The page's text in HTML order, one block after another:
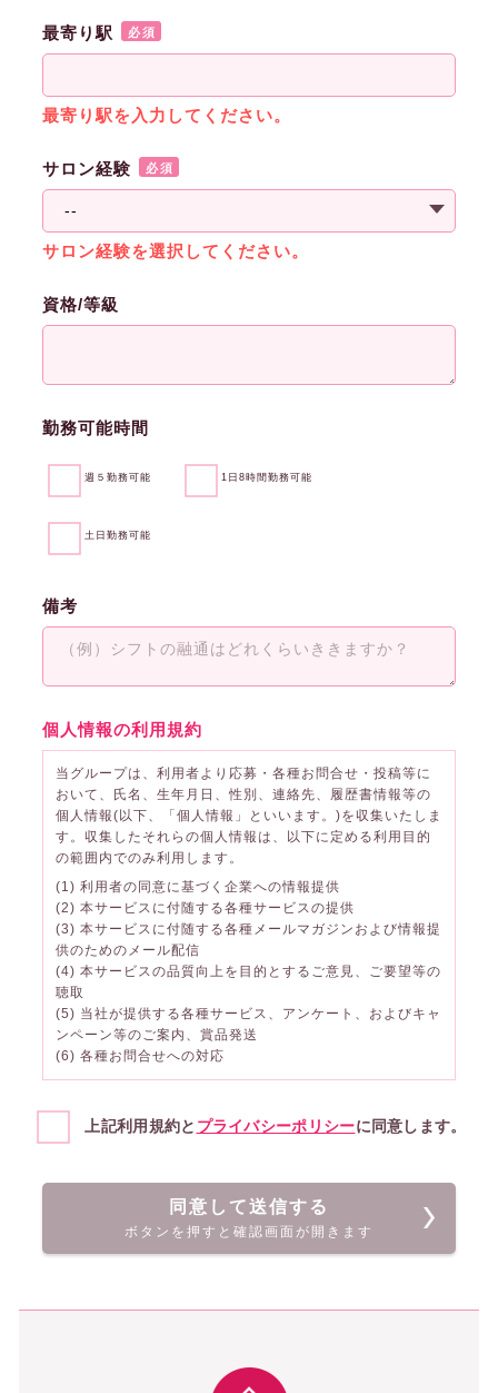
最寄り駅 必須
最寄り駅を入力してください。
サロン経験 必須
サロン経験を選択してください。
資格/等級
勤務可能時間
週５勤務可能 1日8時間勤務可能
土日勤務可能
備考
個人情報の利用規約
当グループは、利用者より応募・各種お問合せ・投稿等に
おいて、氏名、生年月日、性別、連絡先、履歴書情報等の
個人情報(以下、「個人情報」といいます。)を収集いたしま
す。収集したそれらの個人情報は、以下に定める利用目的
の範囲内でのみ利用します。
(1) 利用者の同意に基づく企業への情報提供
(2) 本サービスに付随する各種サービスの提供
(3) 本サービスに付随する各種メールマガジンおよび情報提
供のためのメール配信
(4) 本サービスの品質向上を目的とするご意見、ご要望等の
聴取
(5) 当社が提供する各種サービス、アンケート、およびキャ
ンペーン等のご案内、賞品発送
(6) 各種お問合せへの対応
上記利用規約と プライバシーポリシーに同意します。
同意して送信する
ボタンを押すと確認画面が開きます